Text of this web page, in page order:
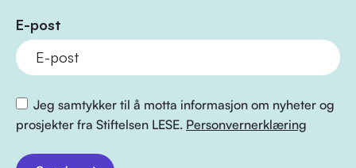
E-post
Jeg samtykker til å motta informasjon om nyheter og
prosjekter fra Stiftelsen LESE. Personvernerklæring